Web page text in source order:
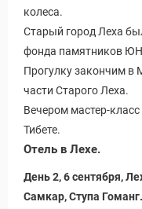
колеса.
Старый город Леха
фонда памятников
Прогулку закончим в
части Старого Леха.
Вечером мастер-
Тибете.
Отель в Лехе.
День 2, 6 сентября,
Самкар, Ступа Гоманг.